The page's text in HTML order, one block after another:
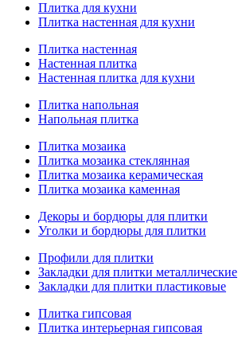
Плитка для кухни
Плитка настенная для кухни
Плитка настенная
Настенная плитка
Настенная плитка для кухни
Плитка напольная
Напольная плитка
Плитка мозаика
Плитка мозаика стеклянная
Плитка мозаика керамическая
Плитка мозаика каменная
Декоры и бордюры для плитки
Уголки и бордюры для плитки
Профили для плитки
Закладки для плитки металлические
Закладки для плитки пластиковые
Плитка гипсовая
Плитка интерьерная гипсовая